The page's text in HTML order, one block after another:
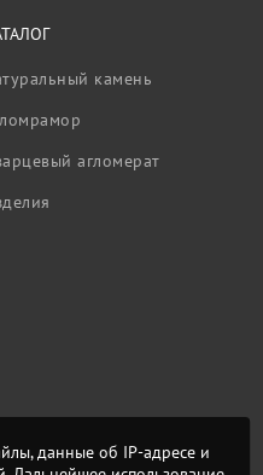
камень
агломерат
данные об IP-адресе и